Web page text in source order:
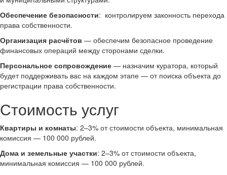
Обеспечение безопасности: контролируем законность перехода
права собственности.
Организация расчётов — обеспечим безопасное проведение
финансовых операций между сторонами сделки.
Персональное сопровождение — назначим куратора, который
будет поддерживать вас на каждом этапе — от поиска объекта до
регистрации права собственности.
Стоимость услуг
Квартиры и комнаты: 2–3% от стоимости объекта, минимальная
комиссия — 100 000 рублей.
Дома и земельные участки: 2–3% от стоимости объекта,
минимальная комиссия — 100 000 рублей.